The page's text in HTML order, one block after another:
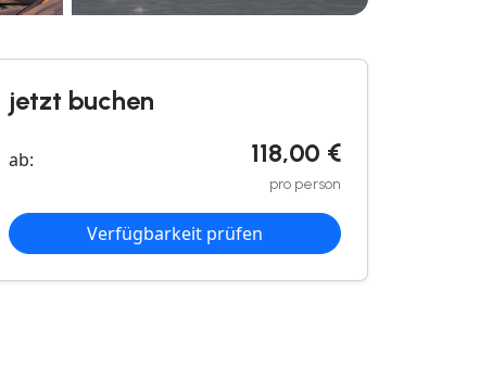
jetzt buchen
ab: 118,00 €
pro person
Verfügbarkeit prüfen